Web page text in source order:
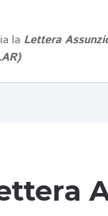
la Lettera